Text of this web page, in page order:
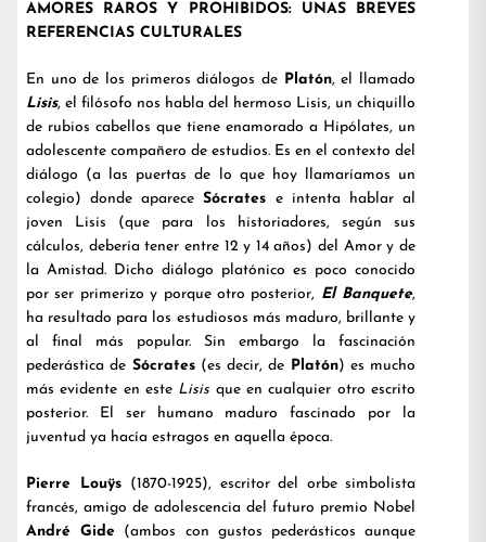
AMORES RAROS Y PROHIBIDOS: UNAS BREVES
REFERENCIAS CULTURALES
En uno de los primeros diálogos de Platón, el llamado
Lisis, el filósofo nos habla del hermoso Lisis, un chiquillo
de rubios cabellos que tiene enamorado a Hipólates, un
adolescente compañero de estudios. Es en el contexto del
diálogo (a las puertas de lo que hoy llamaríamos un
colegio) donde apareceSócrates e intenta hablar al
joven Lisis (que para los historiadores, según sus
cálculos, debería tener entre 12 y 14 años) del Amor y de
la Amistad. Dicho diálogo platónico es poco conocido
por ser primerizo y porque otro posterior, El Banquete,
ha resultado para los estudiosos más maduro, brillante y
al final más popular. Sin embargo la fascinación
pederástica de Sócrates(es decir, de Platón) es mucho
más evidente en este Lisis que en cualquier otro escrito
posterior. El ser humano maduro fascinado por la
juventud ya hacía estragos en aquella época.
Pierre Louÿs (1870-1925), escritor del orbe simbolista
francés, amigo de adolescencia del futuro premio Nobel
André Gide (ambos con gustos pederásticos aunque